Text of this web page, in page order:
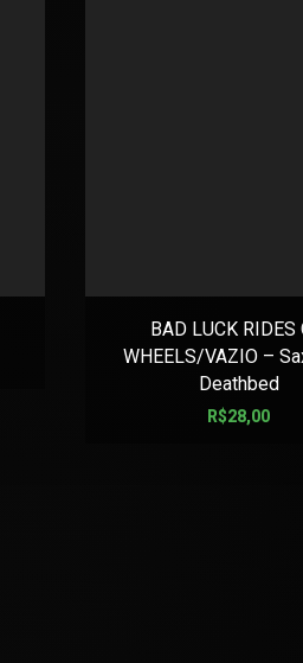
BAD LUCK RIDES
WHEELS/VAZIO –
Deathbed
R$28,00